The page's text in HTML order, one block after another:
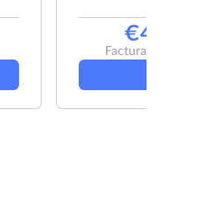
€46.83
Facturado cada